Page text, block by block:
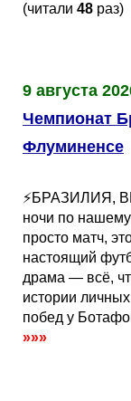
Кубок
Лига Наций
(читали 48 раз)
9 августа
Чемпионат
Флуминенсе
⚡️БРАЗИЛИЯ,
ночи по
просто матч,
настоящий
драма — всё,
истории
побед у
»»»